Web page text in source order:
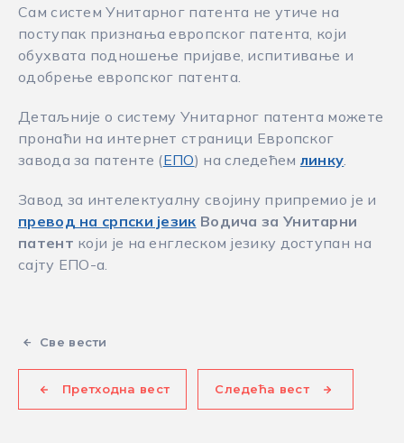
Сам систем Унитарног патента не утиче на
поступак признања европског патента, који
обухвата подношење пријаве, испитивање и
одобрење европског патента.
Детаљније о систему Унитарног патента можете
пронаћи на интернет страници Европског
завода за патенте (ЕПО) на следећем линку.
Завод за интелектуалну својину припремио је и
превод на српски језик Водича за Унитарни
патент који је на енглеском језику доступан на
сајту ЕПО-а.
Све вести
Претходна вест Следећа вест